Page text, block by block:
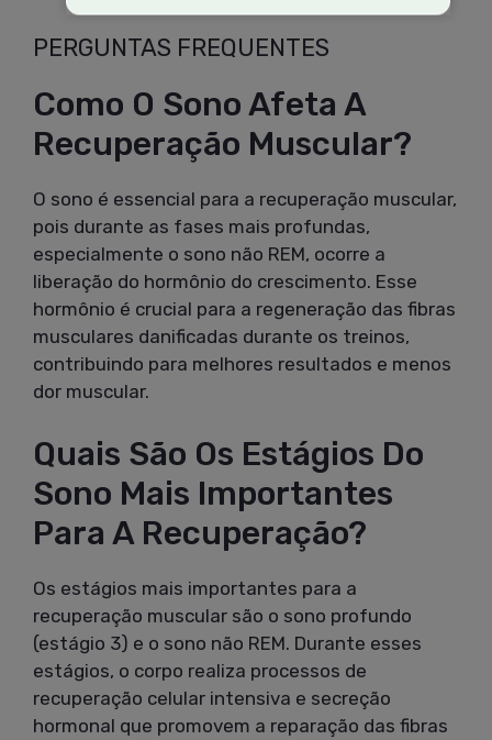
PERGUNTAS FREQUENTES
Como O Sono Afeta A
Recuperação Muscular?
O sono é essencial para a recuperação muscular,
pois durante as fases mais profundas,
especialmente o sono não REM, ocorre a
liberação do hormônio do crescimento. Esse
hormônio é crucial para a regeneração das fibras
musculares danificadas durante os treinos,
contribuindo para melhores resultados e menos
dor muscular.
Quais São Os Estágios Do
Sono Mais Importantes
Para A Recuperação?
Os estágios mais importantes para a
recuperação muscular são o sono profundo
(estágio 3) e o sono não REM. Durante esses
estágios, o corpo realiza processos de
recuperação celular intensiva e secreção
hormonal que promovem a reparação das fibras